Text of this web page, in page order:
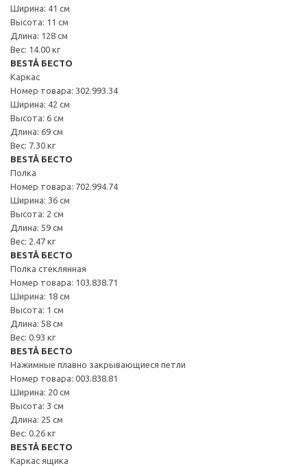
Ширина: 41 см
Высота: 11 см
Длина: 128 см
Вес: 14.00 кг
BESTÅ БЕСТО
Каркас
Номер товара: 302.993.34
Ширина: 42 см
Высота: 6 см
Длина: 69 см
Вес: 7.30 кг
BESTÅ БЕСТО
Полка
Номер товара: 702.994.74
Ширина: 36 см
Высота: 2 см
Длина: 59 см
Вес: 2.47 кг
BESTÅ БЕСТО
Полка стеклянная
Номер товара: 103.838.71
Ширина: 18 см
Высота: 1 см
Длина: 58 см
Вес: 0.93 кг
BESTÅ БЕСТО
Нажимные плавно закрывающиеся петли
Номер товара: 003.838.81
Ширина: 20 см
Высота: 3 см
Длина: 25 см
Вес: 0.26 кг
BESTÅ БЕСТО
Каркас ящика